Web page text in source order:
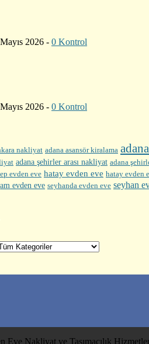
2026 - 0 Kontrol
2026 - 0 Kontrol
nakliyat adana asansör kiralama
adana şehirler arası nakliyat adana
evden eve hatay evden eve hatay evden
evden eve seyhanda evden eve seyhan
Nakliyat ve Taşımacılık